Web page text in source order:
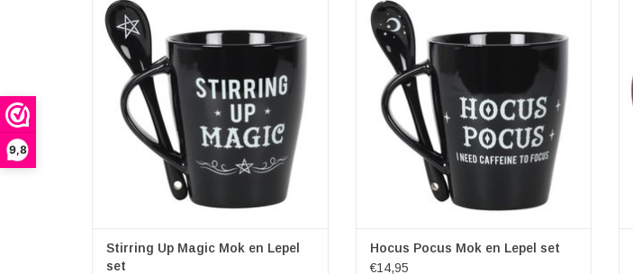
9,8
magnetron en vaatwasser. Inhoud 300ml
TOEVOEGEN AAN WINKELWAGEN
Stirring Up Magic Mok en Lepel
set
magnetron en vaatwasser. Inhoud 300ml
Hocus Pocus Mok en Lepel set
€14,95